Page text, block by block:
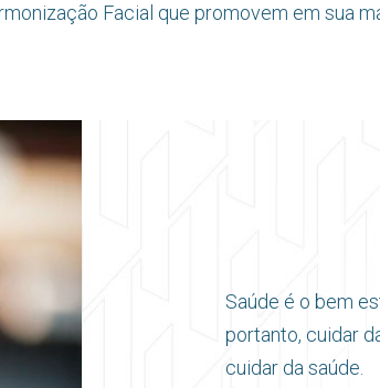
Facial que promovem em sua
Saúde é o bem
portanto, cuidar
cuidar da saúde.